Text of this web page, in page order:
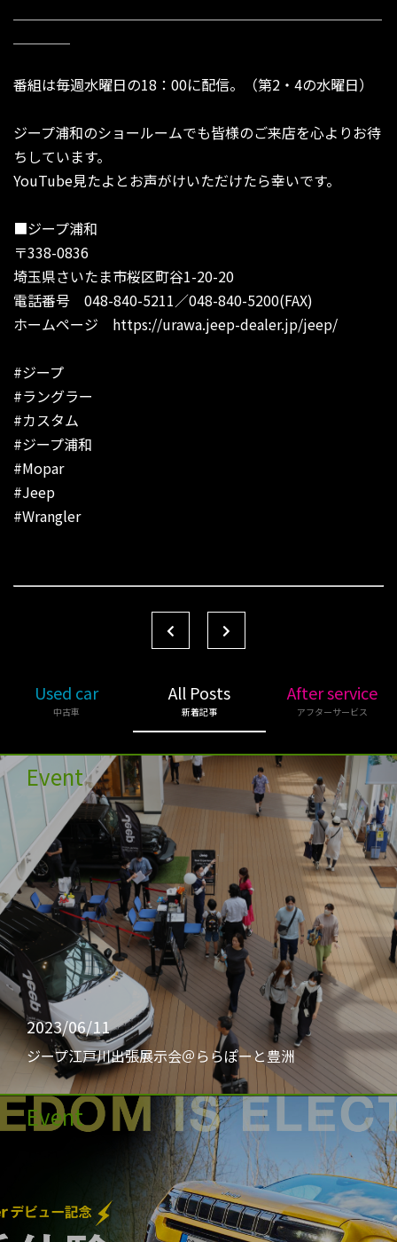
番組は毎週水曜日の18：00に配信。（第2・4の水曜日）
ジープ浦和のショールームでも皆様のご来店を心よりお待
ちしています。
YouTube見たよとお声がけいただけたら幸いです。
■ジープ浦和
〒338-0836
埼玉県さいたま市桜区町谷1-20-20
電話番号 048-840-5211／048-840-5200(FAX)
ホームページ https://urawa.jeep-dealer.jp/jeep/
#ジープ
#ラングラー
#カスタム
#ジープ浦和
#Mopar
#Jeep
#Wrangler
Used car
中古車
All Posts
新着記事
After service
アフターサービス
Event
2023/06/11
ジープ江戸川出張展示会＠ららぽーと豊洲
Event